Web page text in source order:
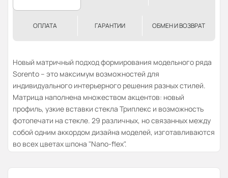
ОПЛАТА ГАРАНТИИ ОБМЕН И ВОЗВРАТ
Новый матричный подход формирования модельного ряда
Sorento – это максимум возможностей для
индивидуального интерьерного решения разных стилей.
Матрица наполнена множеством акцентов: новый
профиль, узкие вставки стекла Триплекс и возможность
фотопечати на стекле. 29 различных, но связанных между
собой одним аккордом дизайна моделей, изготавливаются
во всех цветах шпона "Nano-flex".